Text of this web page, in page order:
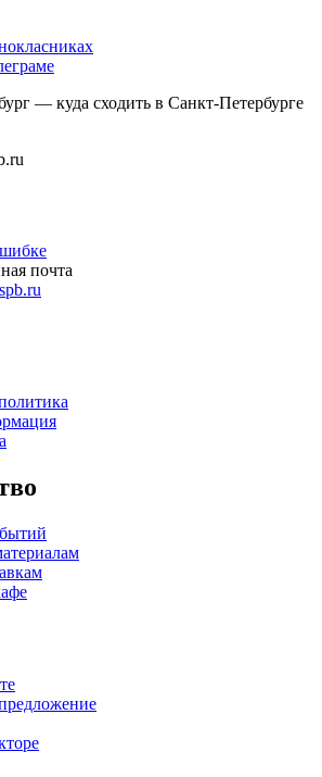
— куда сходить в Санкт-Петербурге
почта